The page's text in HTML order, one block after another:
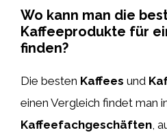
Wo kann man die
Kaffeeprodukte für
finden?
Die besten Kaffees und
einen Vergleich findet man
Kaffeefachgeschäften ,